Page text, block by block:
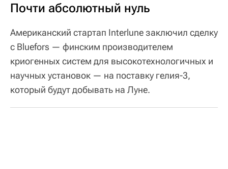
Почти абсолютный нуль
Американский стартап Interlune заключил сделку
с Bluefors — финским производителем
криогенных систем для высокотехнологичных и
научных установок — на поставку гелия-3,
который будут добывать на Луне.